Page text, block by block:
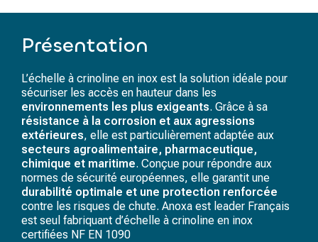
Présentation
L’échelle à crinoline en inox est la solution idéale pour
sécuriser les accès en hauteur dans les
environnements les plus exigeants. Grâce à sa
résistance à la corrosion et aux agressions
extérieures, elle est particulièrement adaptée aux
secteurs agroalimentaire, pharmaceutique,
chimique et maritime. Conçue pour répondre aux
normes de sécurité européennes, elle garantit une
durabilité optimale et une protection renforcée
contre les risques de chute. Anoxa est leader Français
est seul fabriquant d’échelle à crinoline en inox
certifiées NF EN 1090